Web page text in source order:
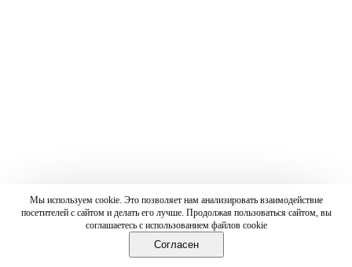
Мы используем cookie. Это позволяет нам анализировать взаимодействие
посетителей с сайтом и делать его лучше. Продолжая пользоваться сайтом, вы
соглашаетесь с использованием файлов cookie
Согласен